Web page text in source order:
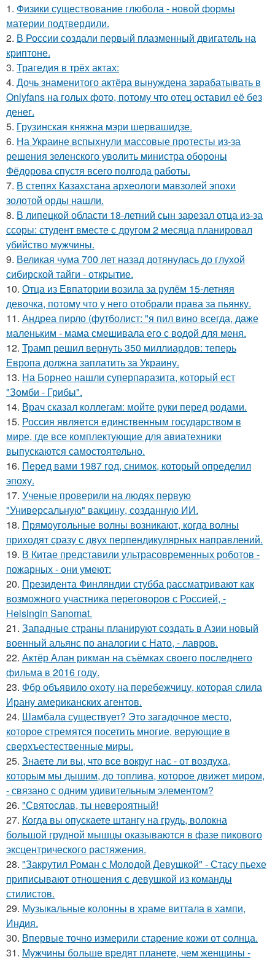
1. Физики существование глюбола - новой формы
материи подтвердили.
2. В России создали первый плазменный двигатель на
криптоне.
3. Трагедия в трёх актах:
4. Дочь знаменитого актёра вынуждена зарабатывать в
Onlyfans на голых фото, потому что отец оставил её без
денег.
5. Грузинская княжна мэри шервашидзе.
6. На Украине вспыхнули массовые протесты из-за
решения зеленского уволить министра обороны
Фёдорова спустя всего полгода работы.
7. В степях Казахстана археологи мавзолей эпохи
золотой орды нашли.
8. В липецкой области 18-летний сын зарезал отца из-за
ссоры: студент вместе с другом 2 месяца планировал
убийство мужчины.
9. Великая чума 700 лет назад дотянулась до глухой
сибирской тайги - открытие.
10. Отца из Евпатории возила за рулём 15-летняя
девочка, потому что у него отобрали права за пьянку.
11. Андреа пирло (футболист: "я пил вино всегда, даже
маленьким - мама смешивала его с водой для меня.
12. Трамп решил вернуть 350 миллиардов: теперь
Европа должна заплатить за Украину.
13. На Борнео нашли суперпаразита, который ест
"Зомби - Грибы".
14. Врач сказал коллегам: мойте руки перед родами.
15. Россия является единственным государством в
мире, где все комплектующие для авиатехники
выпускаются самостоятельно.
16. Перед вами 1987 год, снимок, который определил
эпоху.
17. Ученые проверили на людях первую
"Универсальную" вакцину, созданную ИИ.
18. Прямоугольные волны возникают, когда волны
приходят сразу с двух перпендикулярных направлений.
19. В Китае представили ультрасовременных роботов -
пожарных - они умеют:
20. Президента Финляндии стубба рассматривают как
возможного участника переговоров с Россией, -
Helsingin Sanomat.
21. Западные страны планируют создать в Азии новый
военный альянс по аналогии с Нато, - лавров.
22. Актёр Алан рикман на съёмках своего последнего
фильма в 2016 году.
23. Фбр объявило охоту на перебежчицу, которая слила
Ирану американских агентов.
24. Шамбала существует? Это загадочное место,
которое стремятся посетить многие, верующие в
сверхъестественные миры.
25. Знаете ли вы, что все вокруг нас - от воздуха,
которым мы дышим, до топлива, которое движет миром,
- связано с одним удивительным элементом?
26. "Святослав, ты невероятный!
27. Когда вы опускаете штангу на грудь, волокна
большой грудной мышцы оказываются в фазе пикового
эксцентрического растяжения.
28. "Закрутил Роман с Молодой Девушкой" - Стасу пьехе
приписывают отношения с девушкой из команды
стилистов.
29. Музыкальные колонны в храме виттала в хампи,
Индия.
30. Впервые точно измерили старение кожи от солнца.
31. Мужчины больше вредят планете, чем женщины -